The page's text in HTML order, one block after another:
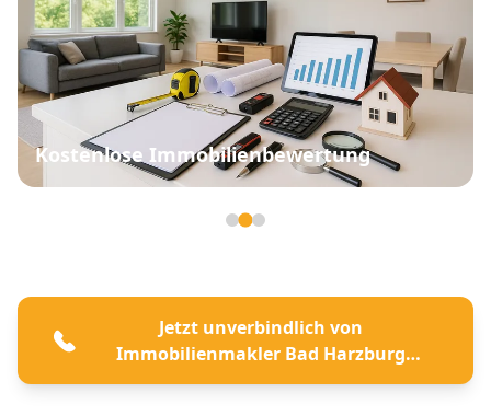
Kostenlose Immobilienbewertung
Jetzt unverbindlich von
Immobilienmakler Bad Harzburg
beraten lassen